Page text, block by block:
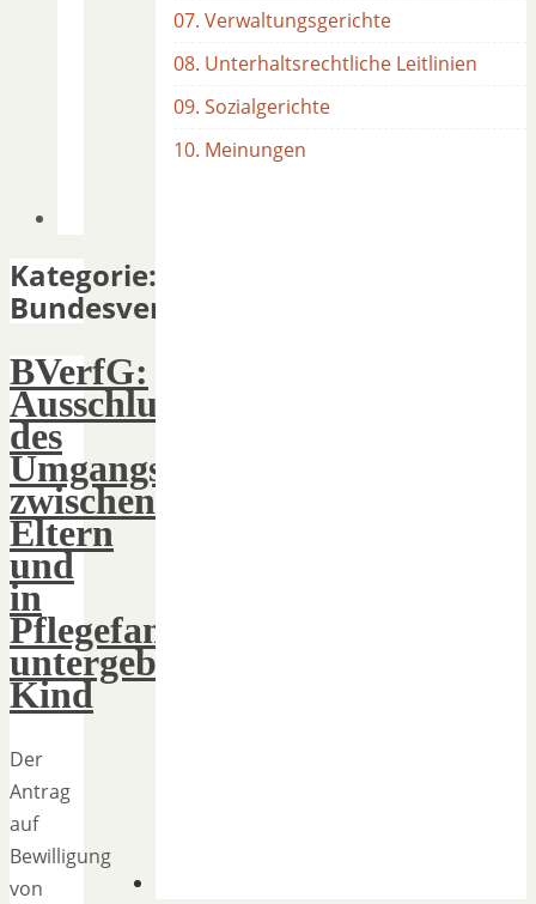
Kategorie:
Bundesverfassungsgericht
BVerfG:
Ausschluss
des
Umgangs
zwischen
Eltern
und
in
Pflegefamilie
untergebrachtem
Kind
Der
Antrag
auf
Bewilligung
von
07. Verwaltungsgerichte
08. Unterhaltsrechtliche Leitlinien
09. Sozialgerichte
10. Meinungen